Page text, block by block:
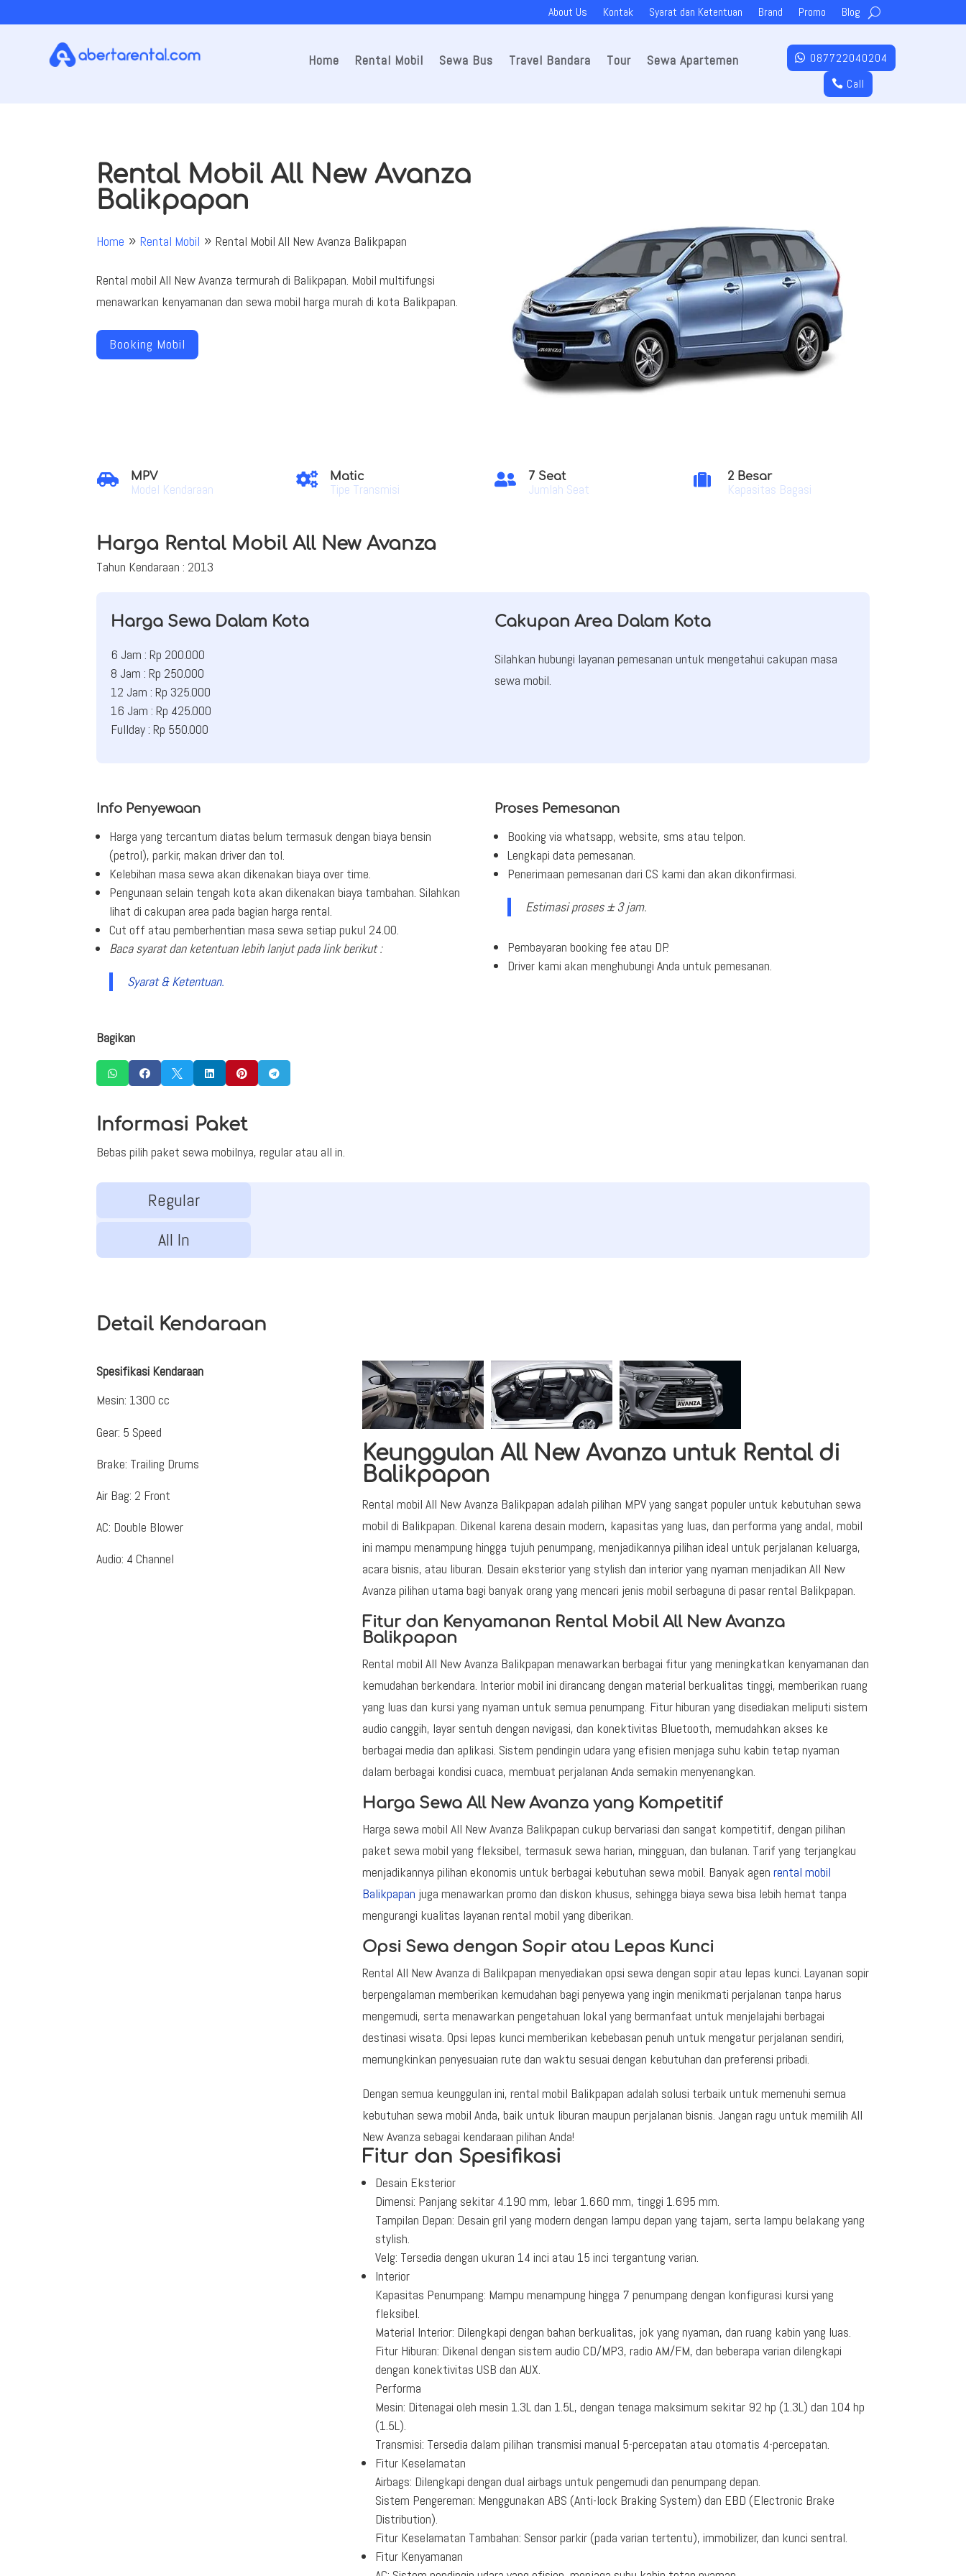
About Us Kontak Syarat dan Ketentuan Brand Promo Blog
Home Rental Mobil Sewa Bus Travel Bandara Tour Sewa Apartemen
087722040204
Call
Rental Mobil All New Avanza
Balikpapan
Home 9 Rental Mobil 9 Rental Mobil All New Avanza Balikpapan
Rental mobil All New Avanza termurah di Balikpapan. Mobil multifungsi
menawarkan kenyamanan dan sewa mobil harga murah di kota Balikpapan.
Booking Mobil
 MPV
Model Kendaraan
 Matic
Tipe Transmisi
 7 Seat
Jumlah Seat
 2 Besar
Kapasitas Bagasi
Harga Rental Mobil All New Avanza
Tahun Kendaraan : 2013
Harga Sewa Dalam Kota
6 Jam : Rp 200.000
8 Jam : Rp 250.000
12 Jam : Rp 325.000
16 Jam : Rp 425.000
Fullday : Rp 550.000
Cakupan Area Dalam Kota
Silahkan hubungi layanan pemesanan untuk mengetahui cakupan masa
sewa mobil.
Info Penyewaan
Harga yang tercantum diatas belum termasuk dengan biaya bensin
(petrol), parkir, makan driver dan tol.
Kelebihan masa sewa akan dikenakan biaya over time.
Pengunaan selain tengah kota akan dikenakan biaya tambahan. Silahkan
lihat di cakupan area pada bagian harga rental.
Cut off atau pemberhentian masa sewa setiap pukul 24.00.
Baca syarat dan ketentuan lebih lanjut pada link berikut :
Syarat & Ketentuan.
Proses Pemesanan
Booking via whatsapp, website, sms atau telpon.
Lengkapi data pemesanan.
Penerimaan pemesanan dari CS kami dan akan dikonfirmasi.
Estimasi proses ± 3 jam.
Pembayaran booking fee atau DP.
Driver kami akan menghubungi Anda untuk pemesanan.
Bagikan
     
Informasi Paket
Bebas pilih paket sewa mobilnya, regular atau all in.
Regular
All In
Detail Kendaraan
Spesifikasi Kendaraan
Mesin: 1300 cc
Gear: 5 Speed
Brake: Trailing Drums
Air Bag: 2 Front
AC: Double Blower
Audio: 4 Channel
Keunggulan All New Avanza untuk Rental di
Balikpapan
Rental mobil All New Avanza Balikpapan adalah pilihan MPV yang sangat populer untuk kebutuhan sewa
mobil di Balikpapan. Dikenal karena desain modern, kapasitas yang luas, dan performa yang andal, mobil
ini mampu menampung hingga tujuh penumpang, menjadikannya pilihan ideal untuk perjalanan keluarga,
acara bisnis, atau liburan. Desain eksterior yang stylish dan interior yang nyaman menjadikan All New
Avanza pilihan utama bagi banyak orang yang mencari jenis mobil serbaguna di pasar rental Balikpapan.
Fitur dan Kenyamanan Rental Mobil All New Avanza
Balikpapan
Rental mobil All New Avanza Balikpapan menawarkan berbagai fitur yang meningkatkan kenyamanan dan
kemudahan berkendara. Interior mobil ini dirancang dengan material berkualitas tinggi, memberikan ruang
yang luas dan kursi yang nyaman untuk semua penumpang. Fitur hiburan yang disediakan meliputi sistem
audio canggih, layar sentuh dengan navigasi, dan konektivitas Bluetooth, memudahkan akses ke
berbagai media dan aplikasi. Sistem pendingin udara yang efisien menjaga suhu kabin tetap nyaman
dalam berbagai kondisi cuaca, membuat perjalanan Anda semakin menyenangkan.
Harga Sewa All New Avanza yang Kompetitif
Harga sewa mobil All New Avanza Balikpapan cukup bervariasi dan sangat kompetitif, dengan pilihan
paket sewa mobil yang fleksibel, termasuk sewa harian, mingguan, dan bulanan. Tarif yang terjangkau
menjadikannya pilihan ekonomis untuk berbagai kebutuhan sewa mobil. Banyak agen rental mobil
Balikpapan juga menawarkan promo dan diskon khusus, sehingga biaya sewa bisa lebih hemat tanpa
mengurangi kualitas layanan rental mobil yang diberikan.
Opsi Sewa dengan Sopir atau Lepas Kunci
Rental All New Avanza di Balikpapan menyediakan opsi sewa dengan sopir atau lepas kunci. Layanan sopir
berpengalaman memberikan kemudahan bagi penyewa yang ingin menikmati perjalanan tanpa harus
mengemudi, serta menawarkan pengetahuan lokal yang bermanfaat untuk menjelajahi berbagai
destinasi wisata. Opsi lepas kunci memberikan kebebasan penuh untuk mengatur perjalanan sendiri,
memungkinkan penyesuaian rute dan waktu sesuai dengan kebutuhan dan preferensi pribadi.
Dengan semua keunggulan ini, rental mobil Balikpapan adalah solusi terbaik untuk memenuhi semua
kebutuhan sewa mobil Anda, baik untuk liburan maupun perjalanan bisnis. Jangan ragu untuk memilih All
New Avanza sebagai kendaraan pilihan Anda!
Fitur dan Spesifikasi
Desain Eksterior
Dimensi: Panjang sekitar 4.190 mm, lebar 1.660 mm, tinggi 1.695 mm.
Tampilan Depan: Desain gril yang modern dengan lampu depan yang tajam, serta lampu belakang yang
stylish.
Velg: Tersedia dengan ukuran 14 inci atau 15 inci tergantung varian.
Interior
Kapasitas Penumpang: Mampu menampung hingga 7 penumpang dengan konfigurasi kursi yang
fleksibel.
Material Interior: Dilengkapi dengan bahan berkualitas, jok yang nyaman, dan ruang kabin yang luas.
Fitur Hiburan: Dikenal dengan sistem audio CD/MP3, radio AM/FM, dan beberapa varian dilengkapi
dengan konektivitas USB dan AUX.
Performa
Mesin: Ditenagai oleh mesin 1.3L dan 1.5L, dengan tenaga maksimum sekitar 92 hp (1.3L) dan 104 hp
(1.5L).
Transmisi: Tersedia dalam pilihan transmisi manual 5-percepatan atau otomatis 4-percepatan.
Fitur Keselamatan
Airbags: Dilengkapi dengan dual airbags untuk pengemudi dan penumpang depan.
Sistem Pengereman: Menggunakan ABS (Anti-lock Braking System) dan EBD (Electronic Brake
Distribution).
Fitur Keselamatan Tambahan: Sensor parkir (pada varian tertentu), immobilizer, dan kunci sentral.
Fitur Kenyamanan